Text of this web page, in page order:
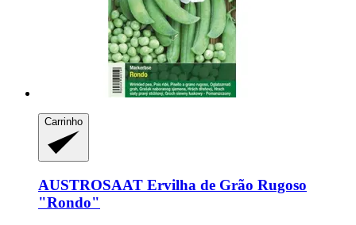
Carrinho
AUSTROSAAT Ervilha de Grão Rugoso
"Rondo"